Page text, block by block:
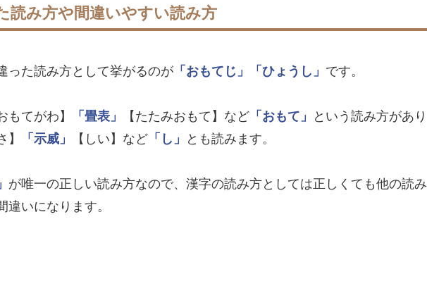
読み方や間違いやすい読み方
った読み方として挙がるのが 「おもてじ」 「ひょうし」 です。
もてがわ】 「畳表」 【たたみおもて】など 「おもて」
という読み方があり
】 「示威」 【しい】など 「し」 とも読みます。
が唯一の正しい読み方なので、漢字の読み方としては正しくても他の読み
いになります。